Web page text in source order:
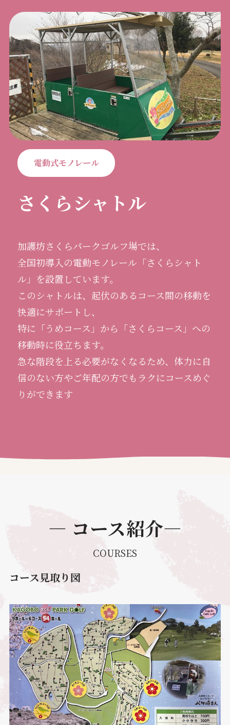
電動式モノレール
さくらシャトル
加護坊さくらパークゴルフ場では、
全国初導入の電動モノレール「さくらシャト
ル」を設置しています。
このシャトルは、起伏のあるコース間の移動を
快適にサポートし、
特に「うめコース」から「さくらコース」への
移動時に役立ちます。
急な階段を上る必要がなくなるため、体力に自
信のない方やご年配の方でもラクにコースめぐ
りができます
― コース紹介―
COURSES
コース見取り図